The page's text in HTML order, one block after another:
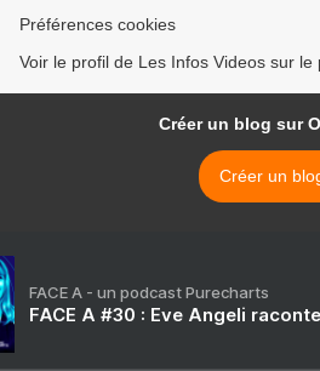
Préférences cookies
Voir le profil de Les Infos Videos sur le
Créer un blog sur
Créer un
FACE A - un podcast Purecharts
FACE A #30 : Eve Angeli